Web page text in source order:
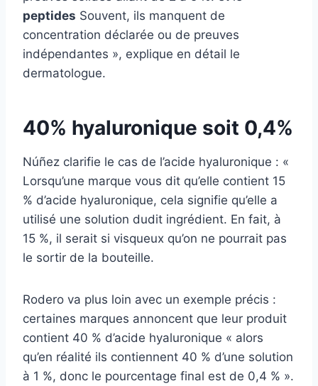
peptides Souvent, ils manquent de
concentration déclarée ou de preuves
indépendantes », explique en détail le
dermatologue.
40% hyaluronique soit 0,4%
Núñez clarifie le cas de l’acide hyaluronique : «
Lorsqu’une marque vous dit qu’elle contient 15
% d’acide hyaluronique, cela signifie qu’elle a
utilisé une solution dudit ingrédient. En fait, à
15 %, il serait si visqueux qu’on ne pourrait pas
le sortir de la bouteille.
Rodero va plus loin avec un exemple précis :
certaines marques annoncent que leur produit
contient 40 % d’acide hyaluronique « alors
qu’en réalité ils contiennent 40 % d’une solution
à 1 %, donc le pourcentage final est de 0,4 % ».